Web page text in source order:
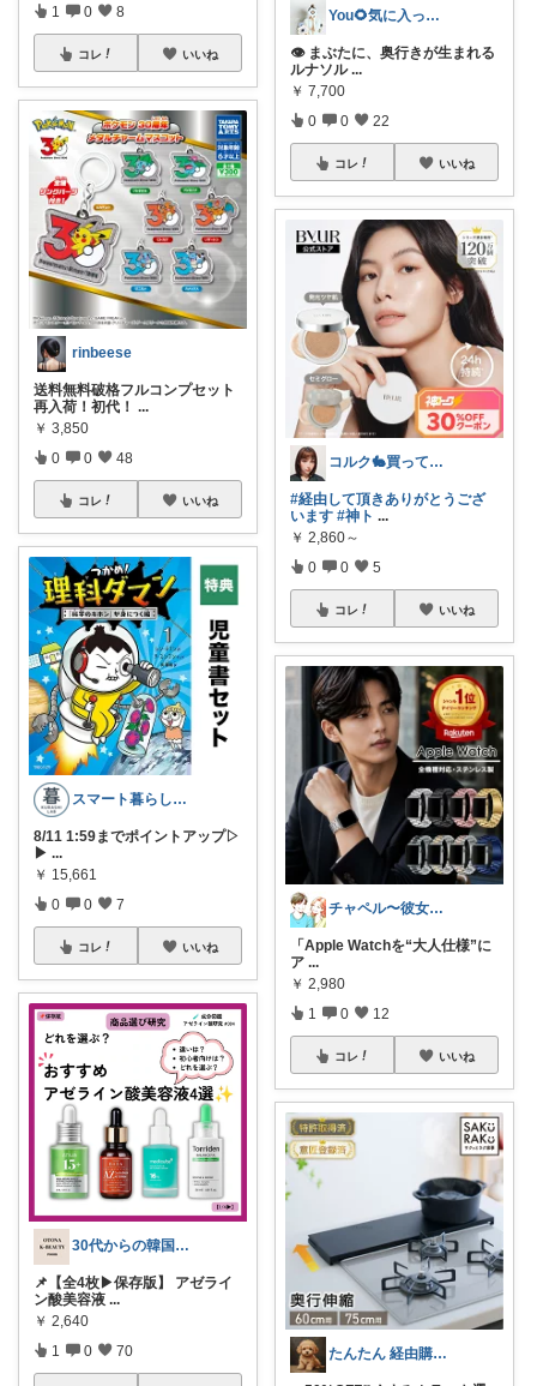
1 0 8
コレ いいね
rinbeese
送料無料破格フルコンプセット
再入荷！初代！ ...
￥ 3,850
0 0 48
コレ いいね
スマート暮らしラボ
8/11 1:59までポイントアップ▷
▶︎ ...
￥ 15,661
0 0 7
コレ いいね
30代からの韓国美容研究室🧪
📌【全4枚▶保存版】 アゼライ
ン酸美容液 ...
￥ 2,640
1 0 70
You🌻気に入ったもの正直レビュー
👁 まぶたに、奥行きが生まれる
ルナソル ...
￥ 7,700
0 0 22
コレ いいね
コルク🐇買ってよかった！オリジナル写真
#経由して頂きありがとうござ
います #神ト ...
￥ 2,860～
0 0 5
コレ いいね
チャペル〜彼女と僕のかわいいモノ探し〜
「Apple Watchを“大人仕様”に
ア ...
￥ 2,980
1 0 12
コレ いいね
たんたん 経由購入ありがとうございます！